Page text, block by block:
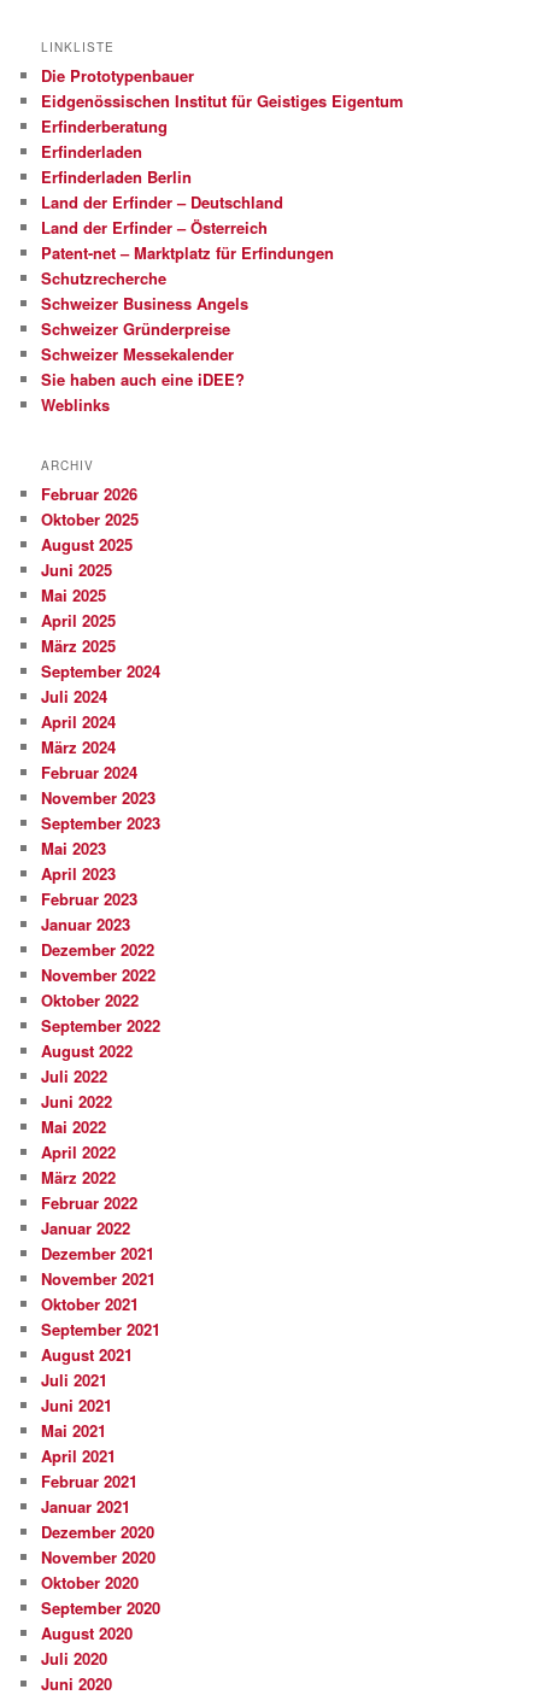
LINKLISTE
Die Prototypenbauer
Eidgenössischen Institut für Geistiges Eigentum
Erfinderberatung
Erfinderladen
Erfinderladen Berlin
Land der Erfinder – Deutschland
Land der Erfinder – Österreich
Patent-net – Marktplatz für Erfindungen
Schutzrecherche
Schweizer Business Angels
Schweizer Gründerpreise
Schweizer Messekalender
Sie haben auch eine iDEE?
Weblinks
ARCHIV
Februar 2026
Oktober 2025
August 2025
Juni 2025
Mai 2025
April 2025
März 2025
September 2024
Juli 2024
April 2024
März 2024
Februar 2024
November 2023
September 2023
Mai 2023
April 2023
Februar 2023
Januar 2023
Dezember 2022
November 2022
Oktober 2022
September 2022
August 2022
Juli 2022
Juni 2022
Mai 2022
April 2022
März 2022
Februar 2022
Januar 2022
Dezember 2021
November 2021
Oktober 2021
September 2021
August 2021
Juli 2021
Juni 2021
Mai 2021
April 2021
Februar 2021
Januar 2021
Dezember 2020
November 2020
Oktober 2020
September 2020
August 2020
Juli 2020
Juni 2020